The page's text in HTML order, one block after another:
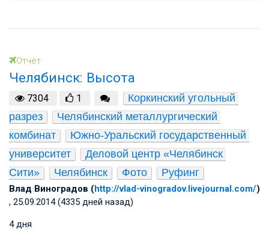
Отчет
Челябинск: Высота
7304 1
Коркинский угольный
разрез
Челябинский металлургический
комбинат
Южно-Уральский государственный
университет
Деловой центр «Челябинск
Сити»
Челябинск Фото Руфинг
Влад Виноградов (http://vlad-vinogradov.livejournal.com/)
, 25.09.2014 (4335 дней назад)
4 дня